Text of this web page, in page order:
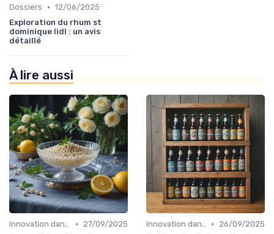
Dossiers • 12/06/2025
Exploration du rhum st
dominique lidl : un avis
détaillé
À lire aussi
Innovation dans la food •
27/09/2025
Innovation dans la food •
26/09/2025